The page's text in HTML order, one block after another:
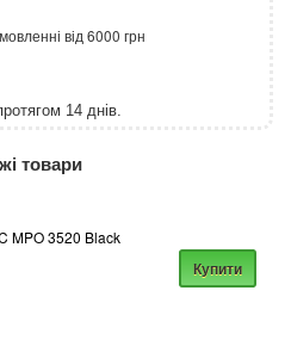
від 6000 грн
14 днів.
товари
MPO 3520 Black
Купити